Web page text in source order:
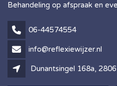
Behandeling op afspraak en
06-44574554
info@reflexiewijzer.nl
Dunantsingel 168a,